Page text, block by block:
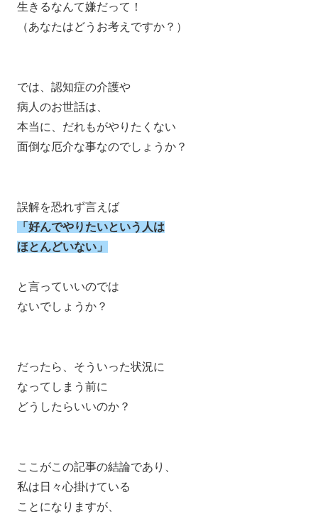
生きるなんて嫌だって！
（あなたはどうお考えですか？）
では、認知症の介護や
病人のお世話は、
本当に、だれもがやりたくない
面倒な厄介な事なのでしょうか？
誤解を恐れず言えば
「好んでやりたいという人は
ほとんどいない」
と言っていいのでは
ないでしょうか？
だったら、そういった状況に
なってしまう前に
どうしたらいいのか？
ここがこの記事の結論であり、
私は日々心掛けている
ことになりますが、